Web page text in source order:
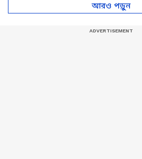
আরও পড়ুন